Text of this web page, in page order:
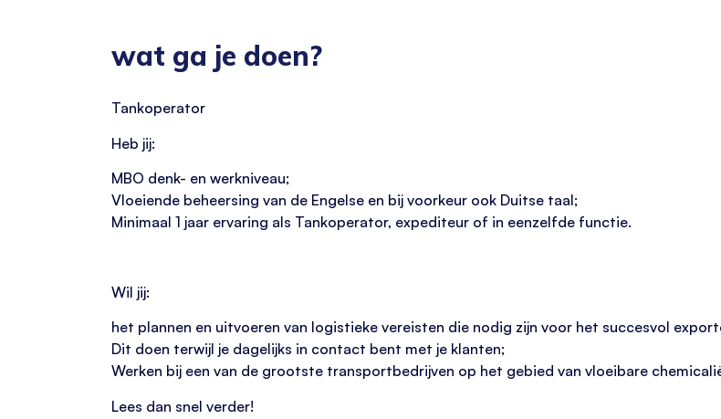
wat ga je doen?
Tankoperator
Heb jij:
MBO denk- en werkniveau;
Vloeiende beheersing van de Engelse en bij voorkeur ook Duitse taal;
Minimaal 1 jaar ervaring als Tankoperator, expediteur of in eenzelfde functie.
Wil jij:
het plannen en uitvoeren van logistieke vereisten die nodig zijn voor het succesvol
Dit doen terwijl je dagelijks in contact bent met je klanten;
Werken bij een van de grootste transportbedrijven op het gebied van vloeibare
Lees dan snel verder!